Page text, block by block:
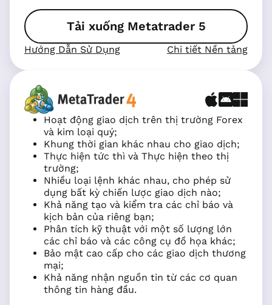
Tải xuống Metatrader 5
Hướng Dẫn Sử Dụng Chi tiết Nền tảng
Hoạt động giao dịch trên thị trường Forex
và kim loại quý;
Khung thời gian khác nhau cho giao dịch;
Thực hiện tức thì và Thực hiện theo thị
trường;
Nhiều loại lệnh khác nhau, cho phép sử
dụng bất kỳ chiến lược giao dịch nào;
Khả năng tạo và kiểm tra các chỉ báo và
kịch bản của riêng bạn;
Phân tích kỹ thuật với một số lượng lớn
các chỉ báo và các công cụ đồ họa khác;
Bảo mật cao cấp cho các giao dịch thương
mại;
Khả năng nhận nguồn tin từ các cơ quan
thông tin hàng đầu.